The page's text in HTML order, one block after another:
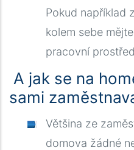
Pokud například
kolem sebe
pracovní
A jak se na
sami
Většina ze
domova žádné